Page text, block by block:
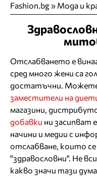
Fashion.bg» Мода и
Отслабването е
сред много жени са
достатъчни.
заместители на
магазини,
добавки ни засипват
начини и медии с
отслабване, които
"здравословни". Не
какво значи тази